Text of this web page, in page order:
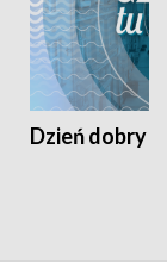
Dzień dobry